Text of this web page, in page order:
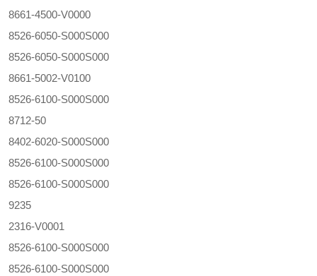
8661-4500-V0000
8526-6050-S000S000
8526-6050-S000S000
8661-5002-V0100
8526-6100-S000S000
8712-50
8402-6020-S000S000
8526-6100-S000S000
8526-6100-S000S000
9235
2316-V0001
8526-6100-S000S000
8526-6100-S000S000